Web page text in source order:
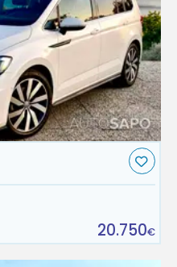
20.750€